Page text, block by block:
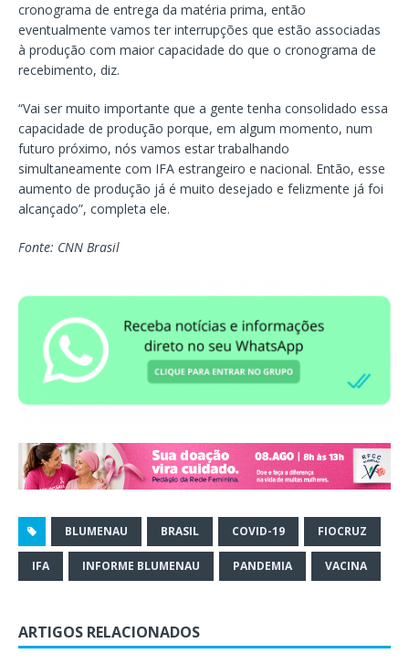
cronograma de entrega da matéria prima, então
eventualmente vamos ter interrupções que estão associadas
à produção com maior capacidade do que o cronograma de
recebimento, diz.
“Vai ser muito importante que a gente tenha consolidado essa
capacidade de produção porque, em algum momento, num
futuro próximo, nós vamos estar trabalhando
simultaneamente com IFA estrangeiro e nacional. Então, esse
aumento de produção já é muito desejado e felizmente já foi
alcançado”, completa ele.
Fonte: CNN Brasil
BLUMENAU BRASIL COVID-19 FIOCRUZ
IFA INFORME BLUMENAU PANDEMIA VACINA
ARTIGOS RELACIONADOS